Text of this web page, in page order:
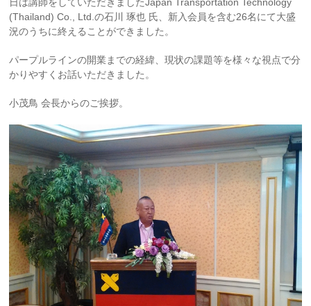
(Thailand) Co., Ltd.の石川 琢也 氏、新入会員を含む26名にて大盛
況のうちに終えることができました。
パープルラインの開業までの経緯、現状の課題等を様々な視点で分
かりやすくお話いただきました。
小茂鳥 会長からのご挨拶。